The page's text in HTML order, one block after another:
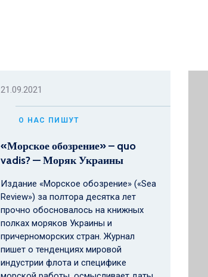
21.09.2021
О НАС ПИШУТ
«Морское обозрение» – quo
vadis? — Моряк Украины
Издание «Морское обозрение» («Sea
Review») за полтора десятка лет
прочно обосновалось на книжных
полках моряков Украины и
причерноморских стран. Журнал
пишет о тенденциях мировой
индустрии флота и специфике